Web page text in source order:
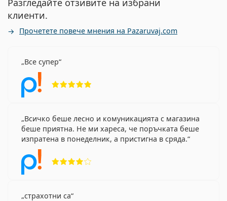
клиенти.
Прочетете повече мнения на Pazaruvaj.com
Все супер
Всичко беше лесно и комуникацията с магазина
беше приятна. Не ми хареса, че поръчката беше
изпратена в понеделник, а пристигна в сряда.
страхотни са